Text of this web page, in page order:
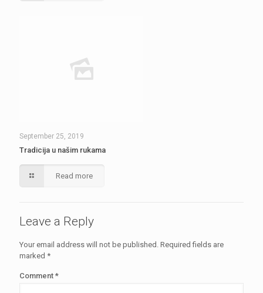
September 25, 2019
Tradicija u našim rukama
Read more
Leave a Reply
Your email address will not be published. Required fields are
marked *
Comment *